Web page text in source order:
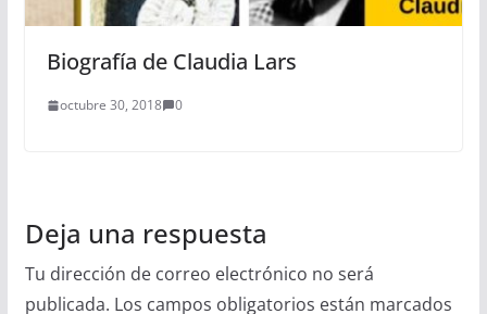
Biografía de Claudia Lars
octubre 30, 2018 0
Deja una respuesta
Tu dirección de correo electrónico no será
publicada. Los campos obligatorios están marcados